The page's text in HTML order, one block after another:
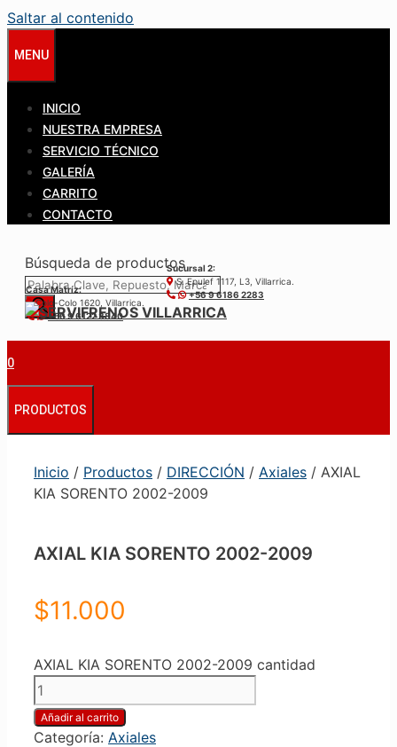
Saltar al contenido
MENU
INICIO
NUESTRA EMPRESA
SERVICIO TÉCNICO
GALERÍA
CARRITO
CONTACTO
Búsqueda de productos
Casa Matríz:
Colo-Colo 1620, Villarrica.
+56 9 6122 3840
Sucursal 2:
S. Epulef 1117, L3, Villarrica.
+56 9 6186 2283
0
PRODUCTOS
Inicio / Productos / DIRECCIÓN / Axiales / AXIAL
KIA SORENTO 2002-2009
AXIAL KIA SORENTO 2002-2009
$11.000
AXIAL KIA SORENTO 2002-2009 cantidad
Añadir al carrito
Categoría: Axiales